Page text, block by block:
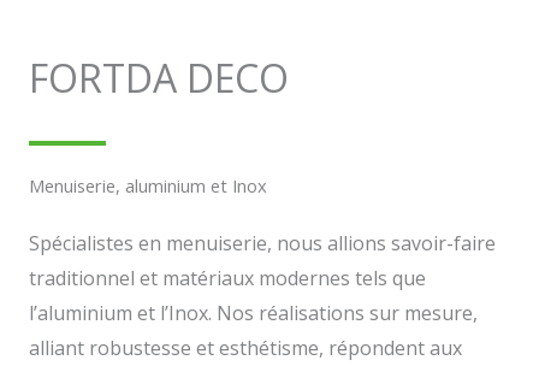
FORTDA DECO
Menuiserie, aluminium et Inox
Spécialistes en menuiserie, nous allions savoir-faire
traditionnel et matériaux modernes tels que
l’aluminium et l’Inox. Nos réalisations sur mesure,
alliant robustesse et esthétisme, répondent aux